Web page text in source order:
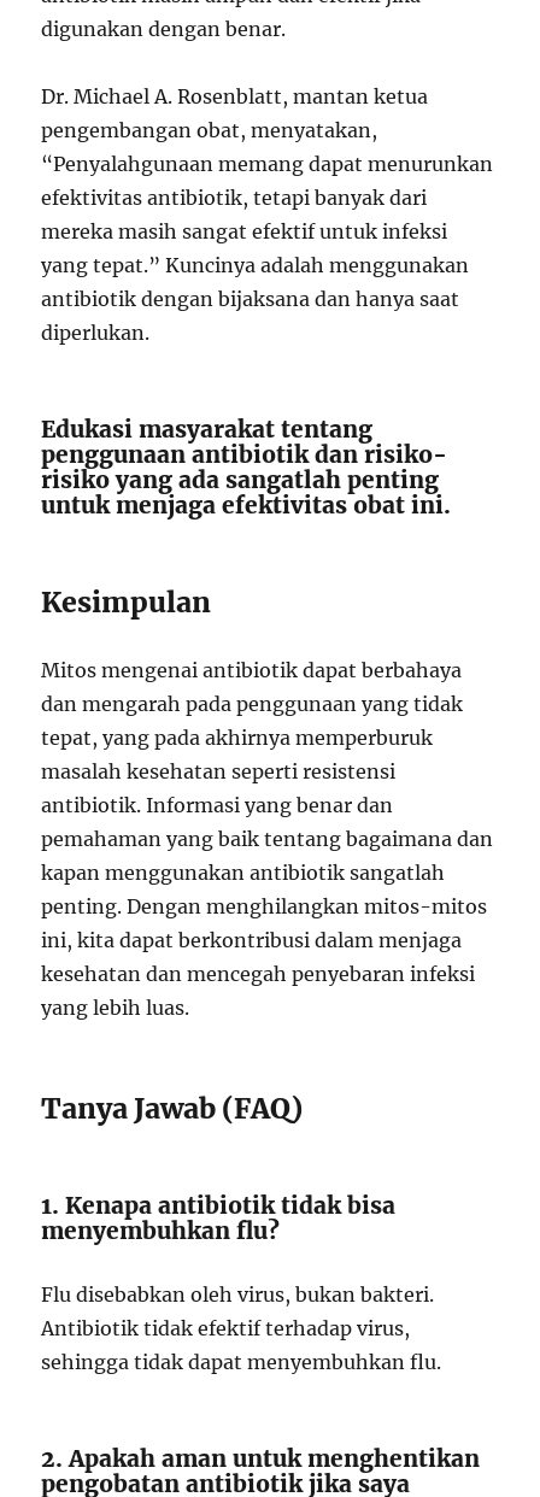
digunakan dengan benar.
Dr. Michael A. Rosenblatt, mantan ketua
pengembangan obat, menyatakan,
“Penyalahgunaan memang dapat menurunkan
efektivitas antibiotik, tetapi banyak dari
mereka masih sangat efektif untuk infeksi
yang tepat.” Kuncinya adalah menggunakan
antibiotik dengan bijaksana dan hanya saat
diperlukan.
Edukasi masyarakat tentang
penggunaan antibiotik dan risiko-
risiko yang ada sangatlah penting
untuk menjaga efektivitas obat ini.
Kesimpulan
Mitos mengenai antibiotik dapat berbahaya
dan mengarah pada penggunaan yang tidak
tepat, yang pada akhirnya memperburuk
masalah kesehatan seperti resistensi
antibiotik. Informasi yang benar dan
pemahaman yang baik tentang bagaimana dan
kapan menggunakan antibiotik sangatlah
penting. Dengan menghilangkan mitos-mitos
ini, kita dapat berkontribusi dalam menjaga
kesehatan dan mencegah penyebaran infeksi
yang lebih luas.
Tanya Jawab (FAQ)
1. Kenapa antibiotik tidak bisa
menyembuhkan flu?
Flu disebabkan oleh virus, bukan bakteri.
Antibiotik tidak efektif terhadap virus,
sehingga tidak dapat menyembuhkan flu.
2. Apakah aman untuk menghentikan
pengobatan antibiotik jika saya